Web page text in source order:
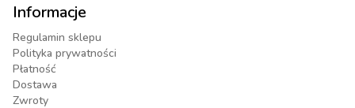
Informacje
Regulamin sklepu
Polityka prywatności
Płatność
Dostawa
Zwroty